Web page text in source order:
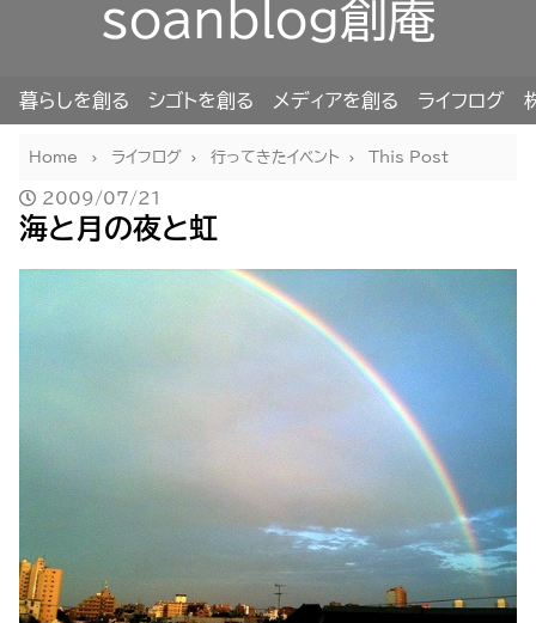
soanblog創庵
暮らしを創る シゴトを創る メディアを創る ライフログ
Home ライフログ 行ってきたイベント This Post
2009/07/21
海と月の夜と虹